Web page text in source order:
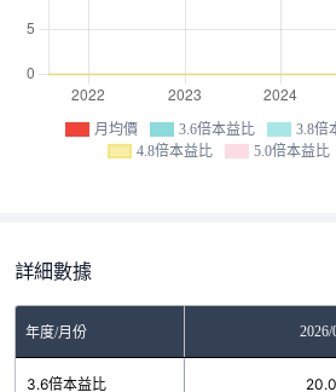
月均價 3.6倍本益比 3.8倍
4.8倍本益比
5.0倍本益比
詳細數據
年度/月份 2026/
3.6倍本益比